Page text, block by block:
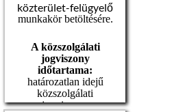
közterület-felügyelő
munkakör betöltésére.
A közszolgálati
jogviszony
időtartama:
határozatlan idejű
közszolgálati
jogviszony